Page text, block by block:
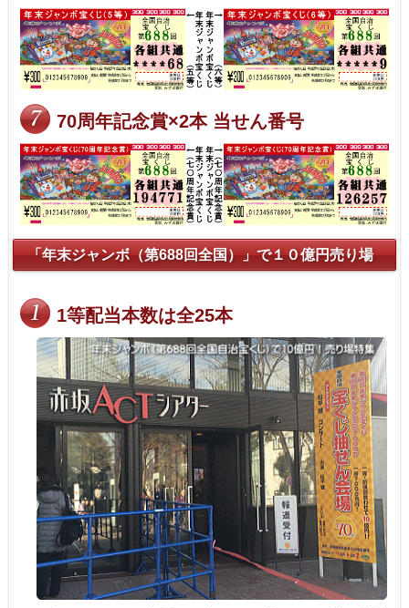
70周年記念賞×2本 当せん番号
「年末ジャンボ（第688回全国）」で１０億円売り場
1等配当本数は全25本